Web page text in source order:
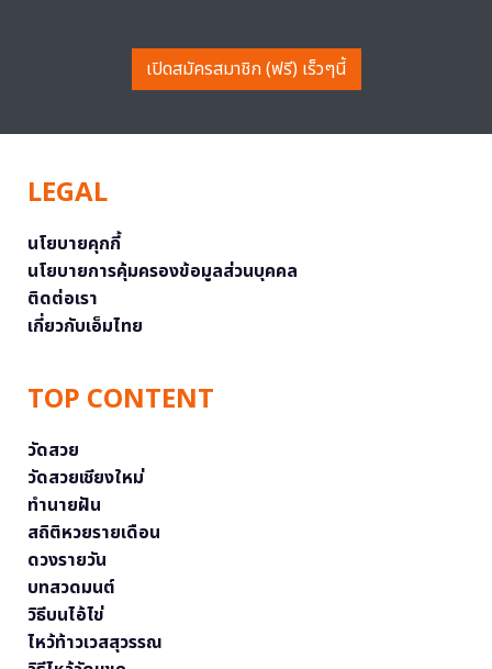
เปิดสมัครสมาชิก (ฟรี) เร็วๆนี้
LEGAL
นโยบายคุกกี้
นโยบายการคุ้มครองข้อมูลส่วนบุคคล
ติดต่อเรา
เกี่ยวกับเอ็มไทย
TOP CONTENT
วัดสวย
วัดสวยเชียงใหม่
ทำนายฝัน
สถิติหวยรายเดือน
ดวงรายวัน
บทสวดมนต์
วิธีบนไอ้ไข่
ไหว้ท้าวเวสสุวรรณ